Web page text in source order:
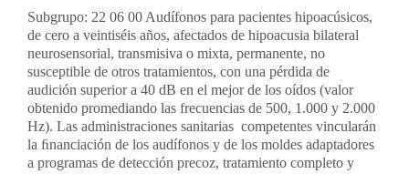
Subgrupo: 22 06 00 Audífonos para pacientes hipoacúsicos,
de cero a veintiséis años, afectados de hipoacusia bilateral
neurosensorial, transmisiva o mixta, permanente, no
susceptible de otros tratamientos, con una pérdida de
audición superior a 40 dB en el mejor de los oídos (valor
obtenido promediando las frecuencias de 500, 1.000 y 2.000
Hz). Las administraciones sanitarias competentes vincularán
la ﬁnanciación de los audífonos y de los moldes adaptadores
a programas de detección precoz, tratamiento completo y